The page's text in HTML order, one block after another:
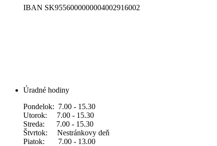
IBAN SK9556000000004002916002
Úradné hodiny
Pondelok: 7.00 - 15.30
Utorok: 7.00 - 15.30
Streda: 7.00 - 15.30
Štvrtok: Nestránkovy deň
Piatok: 7.00 - 13.00